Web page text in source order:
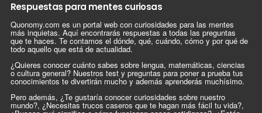
Respuestas para mentes curiosas
Quonomy.com es un portal web con curiosidades para las mentes
más inquietas. Aquí encontrarás respuestas a todas las preguntas
que te haces. Te contamos el dónde, qué, cuándo, cómo y por qué de
todo aquello que está de actualidad.
¿Quieres conocer cuánto sabes sobre lengua, matemáticas, ciencias
o cultura general? Nuestros test y preguntas para poner a prueba tus
conocimientos te divertirán mucho y además aprenderás muchísimo.
Pero además, ¿Te gustaría conocer curiosidades sobre nuestro
mundo?, ¿Necesitas trucos caseros que te hagan más fácil tu vida?,